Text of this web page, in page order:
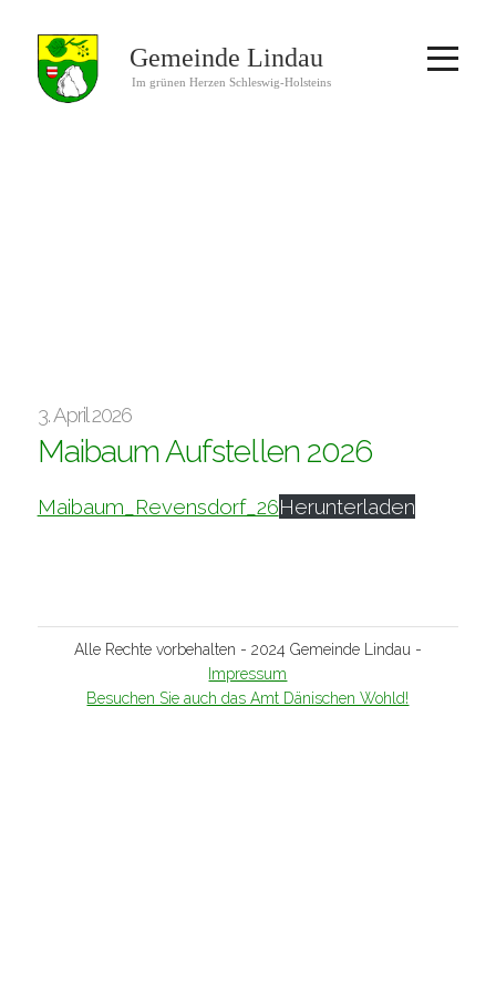
3. April 2026
Maibaum Aufstellen 2026
Maibaum_Revensdorf_26Herunterladen
Alle Rechte vorbehalten - 2024 Gemeinde Lindau -
Impressum
Besuchen Sie auch das Amt Dänischen Wohld!